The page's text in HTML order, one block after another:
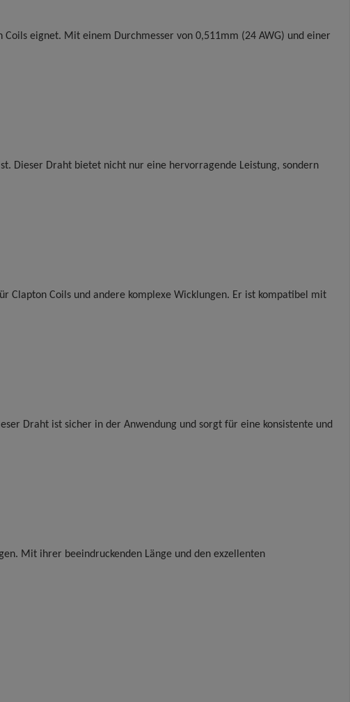
eignet. Mit einem Durchmesser von 0,511mm (24 AWG) und einer
Dieser Draht bietet nicht nur eine hervorragende Leistung, sondern
Clapton Coils und andere komplexe Wicklungen. Er ist kompatibel mit
Draht ist sicher in der Anwendung und sorgt für eine konsistente und
Mit ihrer beeindruckenden Länge und den exzellenten